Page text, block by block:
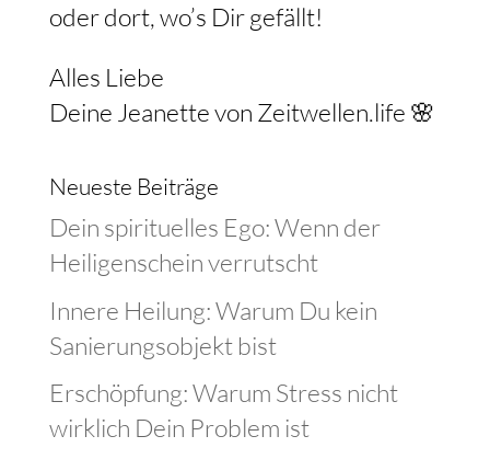
oder dort, wo’s Dir gefällt!
Alles Liebe
Deine Jeanette von Zeitwellen.life 🌸
Neueste Beiträge
Dein spirituelles Ego: Wenn der
Heiligenschein verrutscht
Innere Heilung: Warum Du kein
Sanierungsobjekt bist
Erschöpfung: Warum Stress nicht
wirklich Dein Problem ist